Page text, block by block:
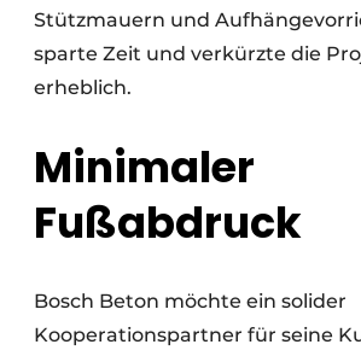
Stützmauern und
sparte Zeit und verkürzte die
erheblich.
Minimaler
Fußabdruck
Bosch Beton möchte ein solider
Kooperationspartner für seine